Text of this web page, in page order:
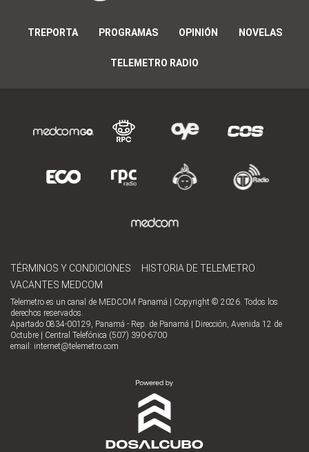
TREPORTA PROGRAMAS OPINIÓN NOVELAS
TELEMETRO RADIO
TÉRMINOS Y CONDICIONES
HISTORIA DE TELEMETRO
VACANTES MEDCOM
Telemetro es un canal de MEDCOM Panamá | Copyright © 2026. Todos los
derechos reservados.
Apartado 0834-00129, Panamá - Rep. de Panamá | Dirección, Avenida 12 de
Octubre | Central Telefónica (507) 390-6700
email: internet@telemetro.com